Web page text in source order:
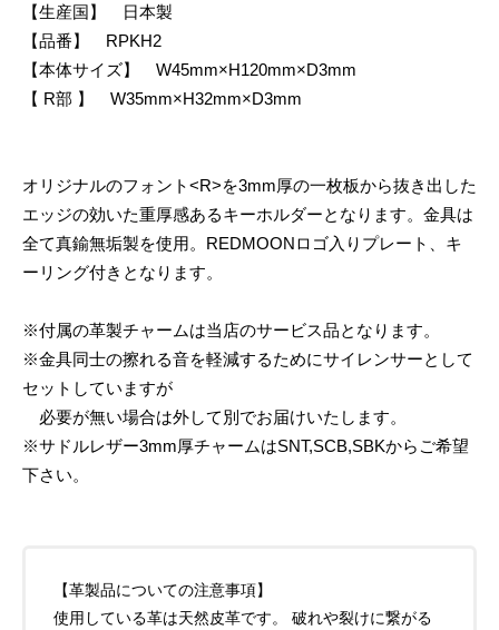
【生産国】 日本製
【品番】 RPKH2
【本体サイズ】 W45mm×H120mm×D3mm
【 R部 】 W35mm×H32mm×D3mm
オリジナルのフォント<R>を3mm厚の一枚板から抜き出した
エッジの効いた重厚感あるキーホルダーとなります。金具は
全て真鍮無垢製を使用。REDMOONロゴ入りプレート、キ
ーリング付きとなります。
※付属の革製チャームは当店のサービス品となります。
※金具同士の擦れる音を軽減するためにサイレンサーとして
セットしていますが
必要が無い場合は外して別でお届けいたします。
※サドルレザー3mm厚チャームはSNT,SCB,SBKからご希望
下さい。
【革製品についての注意事項】
使用している革は天然皮革です。 破れや裂けに繋がる